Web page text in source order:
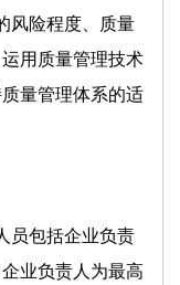
风险程度、质量
用质量管理技术
量管理体系的适
员包括企业负责
业负责人为最高